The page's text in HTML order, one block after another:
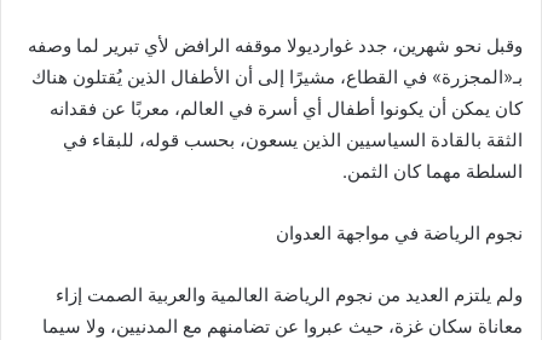
وقبل نحو شهرين، جدد غوارديولا موقفه الرافض لأي تبرير لما وصفه
بـ«المجزرة» في القطاع، مشيرًا إلى أن الأطفال الذين يُقتلون هناك
كان يمكن أن يكونوا أطفال أي أسرة في العالم، معربًا عن فقدانه
الثقة بالقادة السياسيين الذين يسعون، بحسب قوله، للبقاء في
السلطة مهما كان الثمن.
نجوم الرياضة في مواجهة العدوان
ولم يلتزم العديد من نجوم الرياضة العالمية والعربية الصمت إزاء
معاناة سكان غزة، حيث عبروا عن تضامنهم مع المدنيين، ولا سيما